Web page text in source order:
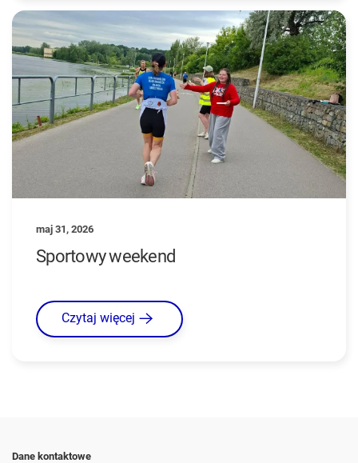
maj 31, 2026
Sportowy weekend
Czytaj więcej
Dane kontaktowe